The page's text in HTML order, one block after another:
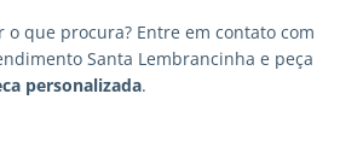
o que procura? Entre em contato com
Santa Lembrancinha e peça
personalizada.